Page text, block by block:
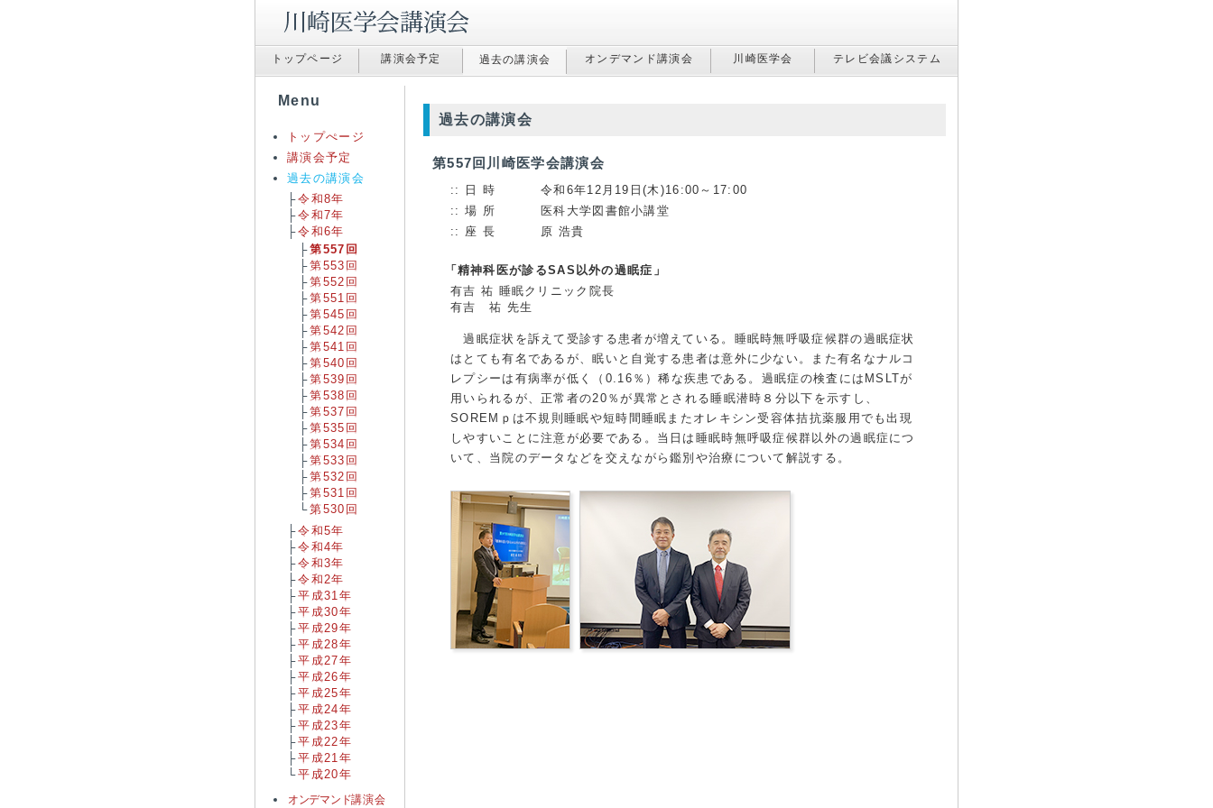
トップページ 講演会予定 過去の講演会 オンデマンド講演会 川崎医学会 テレビ会議システム
Menu
トップぺージ
講演会予定
過去の講演会
令和8年
令和7年
令和6年
第557回
第553回
第552回
第551回
第545回
第542回
第541回
第540回
第539回
第538回
第537回
第535回
第534回
第533回
第532回
第531回
第530回
令和5年
令和4年
令和3年
令和2年
平成31年
平成30年
平成29年
平成28年
平成27年
平成26年
平成25年
平成24年
平成23年
平成22年
平成21年
平成20年
オンデマンド講演会
過去の講演会
第557回川崎医学会講演会
日 時
令和6年12月19日(木)16:00～17:00
場 所
医科大学図書館小講堂
座 長
原 浩貴
「精神科医が診るSAS以外の過眠症」
有吉 祐 睡眠クリニック院長
有吉 祐 先生
過眠症状を訴えて受診する患者が増えている。睡眠時無呼吸症候群の過眠症状
はとても有名であるが、眠いと自覚する患者は意外に少ない。また有名なナルコ
レプシーは有病率が低く（0.16％）稀な疾患である。過眠症の検査にはMSLTが
用いられるが、正常者の20％が異常とされる睡眠潜時８分以下を示すし、
SOREMｐは不規則睡眠や短時間睡眠またオレキシン受容体拮抗薬服用でも出現
しやすいことに注意が必要である。当日は睡眠時無呼吸症候群以外の過眠症につ
いて、当院のデータなどを交えながら鑑別や治療について解説する。